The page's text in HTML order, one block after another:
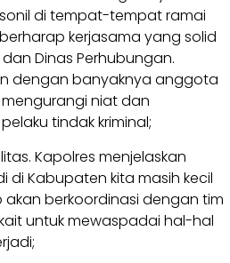
di tempat-tempat ramai
kerjasama yang solid
dan Dinas Perhubungan.
dengan banyaknya anggota
niat dan
tindak kriminal;
Kapolres menjelaskan
di Kabupaten kita masih kecil
berkoordinasi dengan tim
untuk mewaspadai hal-hal